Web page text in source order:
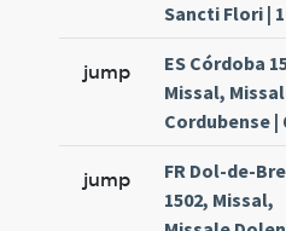
Sancti Flori |
jump
ES Córdoba
Missal,
Cordubense |
jump
FR Dol-de-
1502, Missal,